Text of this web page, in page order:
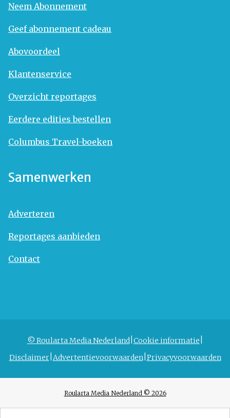
Neem Abonnement
Geef abonnement cadeau
Abovoordeel
Klantenservice
Overzicht reportages
Eerdere edities bestellen
Columbus Travel-boeken
Samenwerken
Adverteren
Reportages aanbieden
Contact
© Roularta Media Nederland Cookie informatie
Disclaimer Advertentievoorwaarden Privacyvoorwaarden
Roularta Media Nederland © 2026